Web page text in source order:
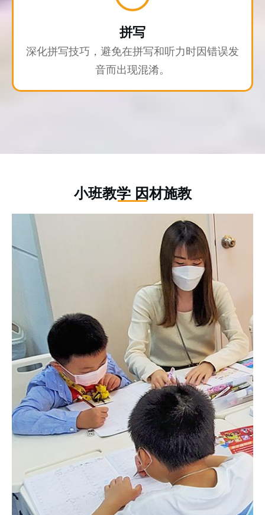
拼写
深化拼写技巧，避免在拼写和听力时因错误发
音而出现混淆。
小班教学 因材施教